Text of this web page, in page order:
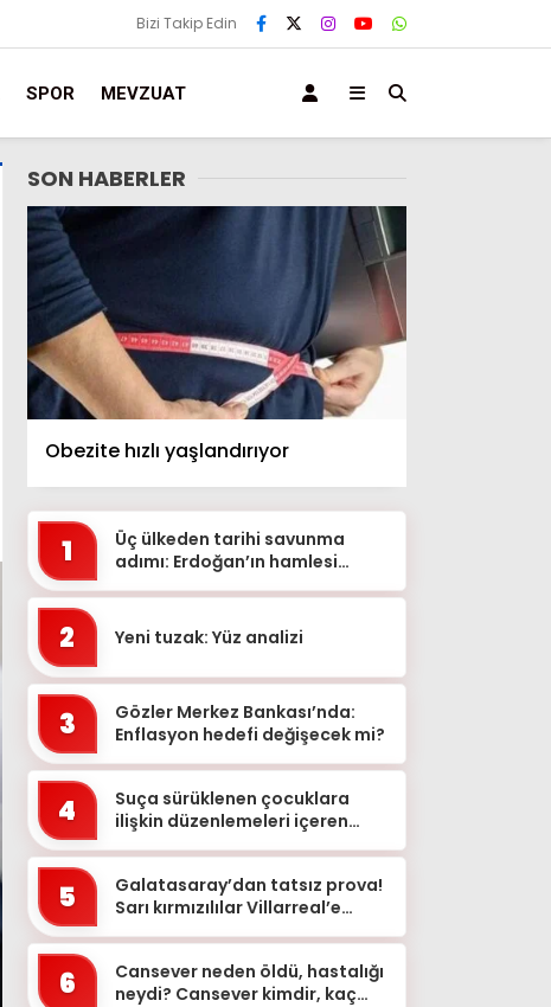
Bizi Takip Edin
SPOR MEVZUAT
SON HABERLER
Obezite hızlı yaşlandırıyor
1
Üç ülkeden tarihi savunma
adımı: Erdoğan’ın hamlesi
2 Yeni tuzak: Yüz analizi
3
Gözler Merkez Bankası’nda:
Enflasyon hedefi değişecek mi?
4
Suça sürüklenen çocuklara
ilişkin düzenlemeleri içeren
5
Galatasaray’dan tatsız prova!
Sarı kırmızılılar Villarreal’e
6
Cansever neden öldü, hastalığı
neydi? Cansever kimdir, kaç